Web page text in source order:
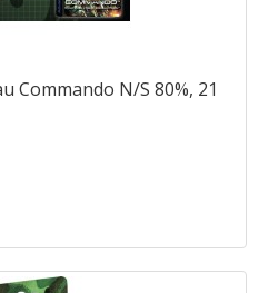
Commando N/S 80%, 21